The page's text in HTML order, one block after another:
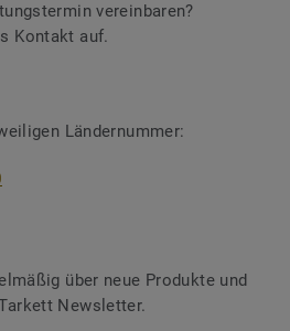
vereinbaren?
Kontakt auf.
Ländernummer:
über neue Produkte und
Newsletter.